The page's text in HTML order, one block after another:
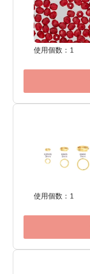
使用個数：1
使用個数：1